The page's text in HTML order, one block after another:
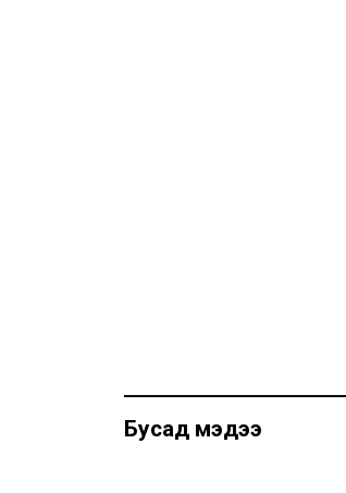
Бусад мэдээ